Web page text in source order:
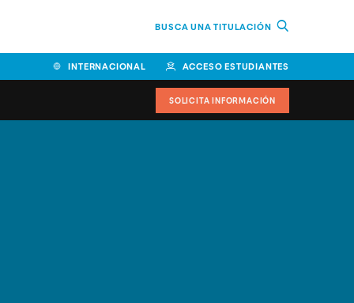
BUSCA UNA TITULACIÓN
INTERNACIONAL ACCESO ESTUDIANTES
SOLICITA INFORMACIÓN